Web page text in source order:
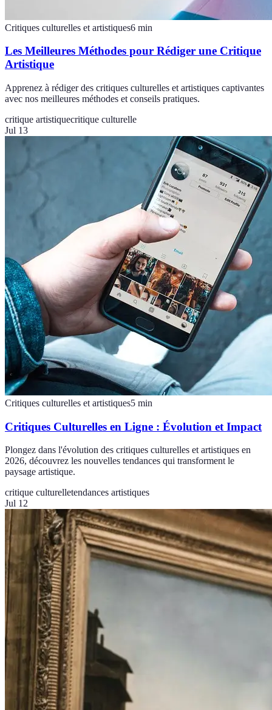
Critiques culturelles et artistiques6 min
Les Meilleures Méthodes pour Rédiger une Critique
Artistique
Apprenez à rédiger des critiques culturelles et artistiques captivantes
avec nos meilleures méthodes et conseils pratiques.
critique artistiquecritique culturelle
Jul 13
Critiques culturelles et artistiques5 min
Critiques Culturelles en Ligne : Évolution et Impact
Plongez dans l'évolution des critiques culturelles et artistiques en
2026, découvrez les nouvelles tendances qui transforment le
paysage artistique.
critique culturelletendances artistiques
Jul 12